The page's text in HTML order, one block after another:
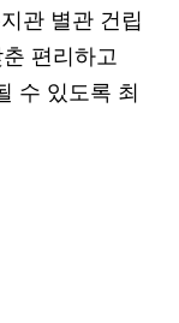
관 별관 건립
편리하고
수 있도록 최